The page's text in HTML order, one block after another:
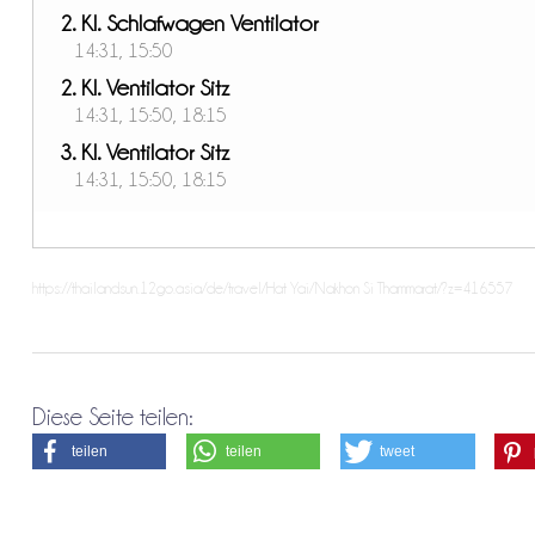
2. Kl. Schlafwagen Ventilator
14:31, 15:50
2. Kl. Ventilator Sitz
14:31, 15:50, 18:15
3. Kl. Ventilator Sitz
14:31, 15:50, 18:15
https://thailandsun.12go.asia/de/travel/Hat Yai/Nakhon Si Thammarat/?z=416557
Diese Seite teilen:
teilen teilen tweet